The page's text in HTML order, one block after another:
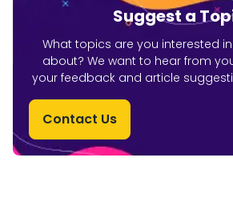
Suggest a
What topics are you interested
about? We want to hear from
your feedback and article
Contact Us